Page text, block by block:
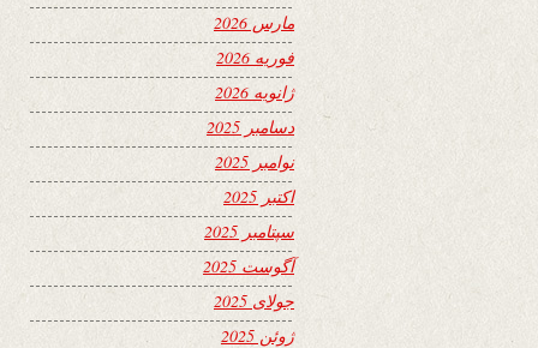
مارس 2026
فوریه 2026
ژانویه 2026
دسامبر 2025
نوامبر 2025
اکتبر 2025
سپتامبر 2025
آگوست 2025
جولای 2025
ژوئن 2025